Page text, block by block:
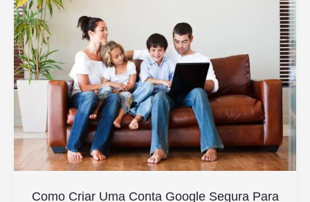
demissão
na
experiência
com
a
trabalhista
Como Criar Uma Conta Google Segura Para